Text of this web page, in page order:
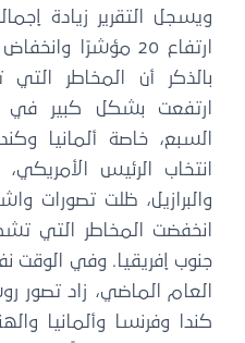
ويسجل التقرير زيادة
بالذكر أن المخاطر التي
ارتفعت بشكل كبير
السبع، خاصة ألمانيا
انتخاب الرئيس
والبرازيل، ظلت تصورات
انخفضت المخاطر التي
جنوب إفريقيا. وفي
العام الماضي، زاد تصور
كندا وفرنسا وألمانيا